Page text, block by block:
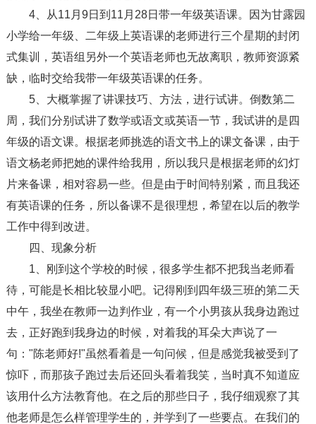
4、从11月9日到11月28日带一年级英语课。因为甘露园
小学给一年级、二年级上英语课的老师进行三个星期的封闭
式集训，英语组另外一个英语老师也无故离职，教师资源紧
缺，临时交给我带一年级英语课的任务。
5、大概掌握了讲课技巧、方法，进行试讲。倒数第二
周，我们分别试讲了数学或语文或英语一节，我试讲的是四
年级的语文课。根据老师挑选的语文书上的课文备课，由于
语文杨老师把她的课件给我用，所以我只是根据老师的幻灯
片来备课，相对容易一些。但是由于时间特别紧，而且我还
有英语课的任务，所以备课不是很理想，希望在以后的教学
工作中得到改进。
四、现象分析
1、刚到这个学校的时候，很多学生都不把我当老师看
待，可能是长相比较显小吧。记得刚到四年级三班的第二天
中午，我坐在教师一边判作业，有一个小男孩从我身边跑过
去，正好跑到我身边的时候，对着我的耳朵大声说了一
句："陈老师好!"虽然看着是一句问候，但是感觉我被受到了
惊吓，而那孩子跑过去后还回头看着我笑，当时真不知道应
该用什么方法教育他。在之后的那些日子，我仔细观察了其
他老师是怎么样管理学生的，并学到了一些要点。在我们的